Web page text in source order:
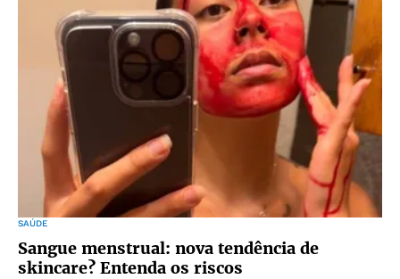
SAÚDE
Sangue menstrual: nova tendência de
skincare? Entenda os riscos